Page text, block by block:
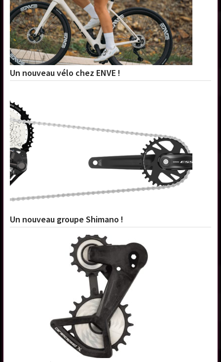
Un nouveau vélo chez ENVE !
Un nouveau groupe Shimano !